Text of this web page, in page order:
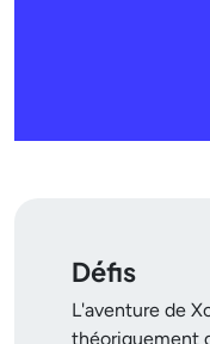
Défis
L'aventure de
théoriquement